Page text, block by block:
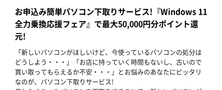
お申込み簡単パソコン下取りサービス!『Windows 11
全力乗換応援フェア』で最大50,000円分ポイント還
元!
「新しいパソコンがほしいけど、今使っているパソコンの処分は
どうしよう・・・」「お店に持っていく時間もないし、古いので
買い取ってもらえるか不安・・・」とお悩みのあなたにピッタリ
なのが、パソコン下取りサービス!